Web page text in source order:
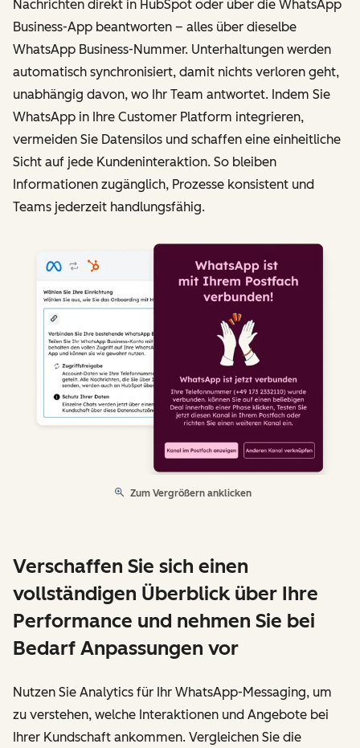
Nachrichten direkt in HubSpot oder über die WhatsApp
Business-App beantworten – alles über dieselbe
WhatsApp Business-Nummer. Unterhaltungen werden
automatisch synchronisiert, damit nichts verloren geht,
unabhängig davon, wo Ihr Team antwortet. Indem Sie
WhatsApp in Ihre Customer Platform integrieren,
vermeiden Sie Datensilos und schaffen eine einheitliche
Sicht auf jede Kundeninteraktion. So bleiben
Informationen zugänglich, Prozesse konsistent und
Teams jederzeit handlungsfähig.
Zum Vergrößern anklicken
Verschaffen Sie sich einen
vollständigen Überblick über Ihre
Performance und nehmen Sie bei
Bedarf Anpassungen vor
Nutzen Sie Analytics für Ihr WhatsApp-Messaging, um
zu verstehen, welche Interaktionen und Angebote bei
Ihrer Kundschaft ankommen. Vergleichen Sie die